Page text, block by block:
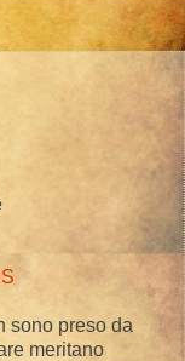
sono preso da
meritano